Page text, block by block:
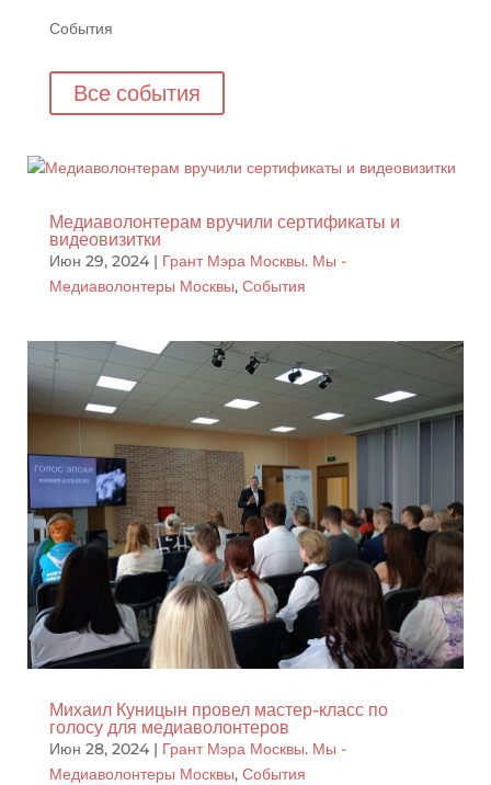
События
Все события
Медиаволонтерам вручили сертификаты и
видеовизитки
Июн 29, 2024| Грант Мэра Москвы. Мы -
Медиаволонтеры Москвы, События
Михаил Куницын провел мастер-класс по
голосу для медиаволонтеров
Июн 28, 2024| Грант Мэра Москвы. Мы -
Медиаволонтеры Москвы, События